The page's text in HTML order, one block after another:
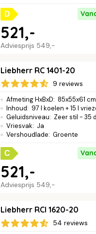
D
Adviesprijs 549,-
521,-
Liebherr RC 1401-20
9 reviews
Afmeting HxBxD: 85x55x61 cm
Inhoud: 97 l koelen + 15 l
Geluidsniveau: Zeer stil - 35
Vriesvak: Ja
Vershoudlade: Groente
C
Adviesprijs 549,-
521,-
Liebherr RCI 1620-20
54 reviews